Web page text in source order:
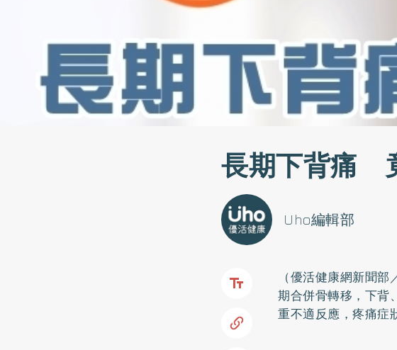
長期下背痛
Uho編輯部
（優活健康網新聞
期合併骨轉移，下背
重不適反應，疼痛症